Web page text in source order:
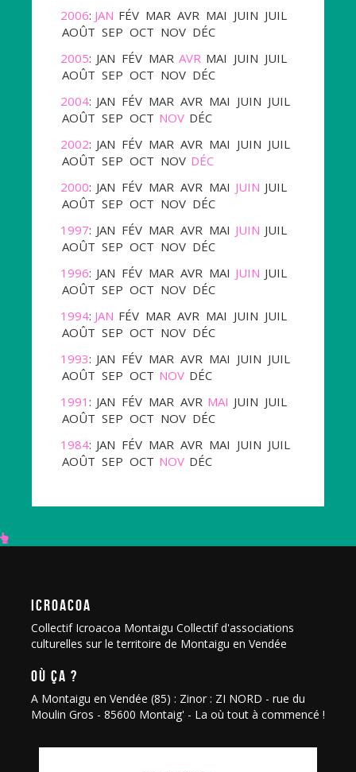
2006: JAN FÉV MAR AVR MAI JUIN JUIL
AOÛT SEP OCT NOV DÉC
2005: JAN FÉV MAR AVR MAI JUIN JUIL
AOÛT SEP OCT NOV DÉC
2004: JAN FÉV MAR AVR MAI JUIN JUIL
AOÛT SEP OCT NOV DÉC
2002: JAN FÉV MAR AVR MAI JUIN JUIL
AOÛT SEP OCT NOV DÉC
2000: JAN FÉV MAR AVR MAI JUIN JUIL
AOÛT SEP OCT NOV DÉC
1997: JAN FÉV MAR AVR MAI JUIN JUIL
AOÛT SEP OCT NOV DÉC
1996: JAN FÉV MAR AVR MAI JUIN JUIL
AOÛT SEP OCT NOV DÉC
1994: JAN FÉV MAR AVR MAI JUIN JUIL
AOÛT SEP OCT NOV DÉC
1993: JAN FÉV MAR AVR MAI JUIN JUIL
AOÛT SEP OCT NOV DÉC
1991 : JAN FÉV MAR AVR MAI JUIN JUIL
AOÛT SEP OCT NOV DÉC
1984: JAN FÉV MAR AVR MAI JUIN JUIL
AOÛT SEP OCT NOV DÉC
ICROACOA
Collectif Icroacoa Montaigu Collectif d'associations
culturelles sur le territoire de Montaigu en Vendée
OÙ ÇA ?
A Montaigu en Vendée (85) : Zinor : ZI NORD - rue du
Moulin Gros - 85600 Montaig' - La où tout à commencé !